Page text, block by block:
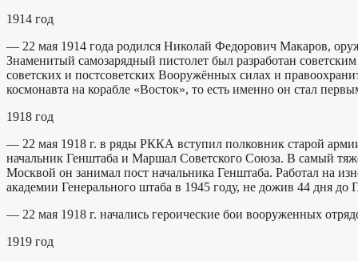
1914 год
— 22 мая 1914 года родился Николай Федорович Макаров,
Знаменитый самозарядный пистолет был разработан
советских и постсоветских Вооружённых силах и
космонавта на корабле «Восток», то есть именно он стал
1918 год
— 22 мая 1918 г. в ряды РККА вступил полковник старой
начальник Генштаба и Маршал Советского Союза. В самый
Москвой он занимал пост начальника Генштаба. Работал на
академии Генерального штаба в 1945 году, не дожив 44 дня
— 22 мая 1918 г. начались героические бои вооруженных
1919 год